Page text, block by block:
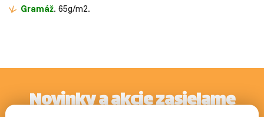
Gramáž. 65g/m2.
Novinky a akcie zasielame